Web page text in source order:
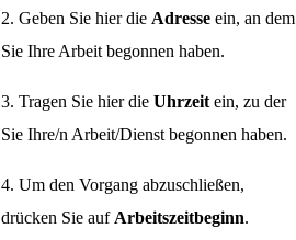
2. Geben Sie hier die Adresseein, an dem
Sie Ihre Arbeit begonnen haben.
3. Tragen Sie hier dieUhrzeitein, zu der
Sie Ihre/n Arbeit/Dienst begonnen haben.
4. Um den Vorgang abzuschließen,
drücken Sie auf Arbeitszeitbeginn.